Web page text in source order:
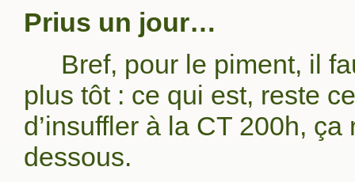
Prius un jour…
Bref, pour le piment, il
plus tôt : ce qui est, reste
d’insuffler à la CT 200h,
dessous.